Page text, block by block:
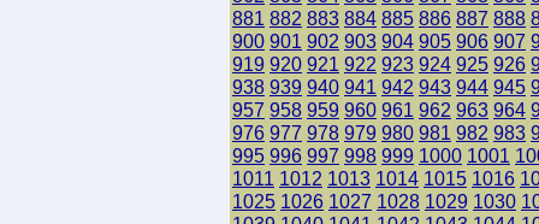
881 882 883 884 885 886 887 888
900 901 902 903 904 905 906 907
919 920 921 922 923 924 925 926
938 939 940 941 942 943 944 945
957 958 959 960 961 962 963 964
976 977 978 979 980 981 982 983
995 996 997 998 999 1000 1001
1011 1012 1013 1014 1015 1016
1025 1026 1027 1028 1029 1030